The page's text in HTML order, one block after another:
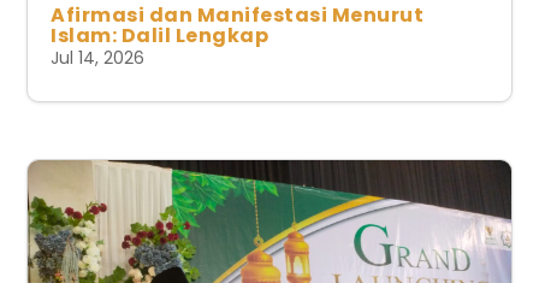
Afirmasi dan Manifestasi Menurut
Islam: Dalil Lengkap
Jul 14, 2026